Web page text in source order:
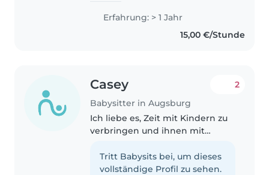
Erfahrung: > 1 Jahr
15,00 €/Stunde
Casey
Babysitter in Augsburg
2
Ich liebe es, Zeit mit Kindern zu
verbringen und ihnen mit
eine schöne Zeit zu bereiten. Ich
bin flexibel, geduldig und
Tritt Babysits bei, um dieses
vollständige Profil zu sehen.